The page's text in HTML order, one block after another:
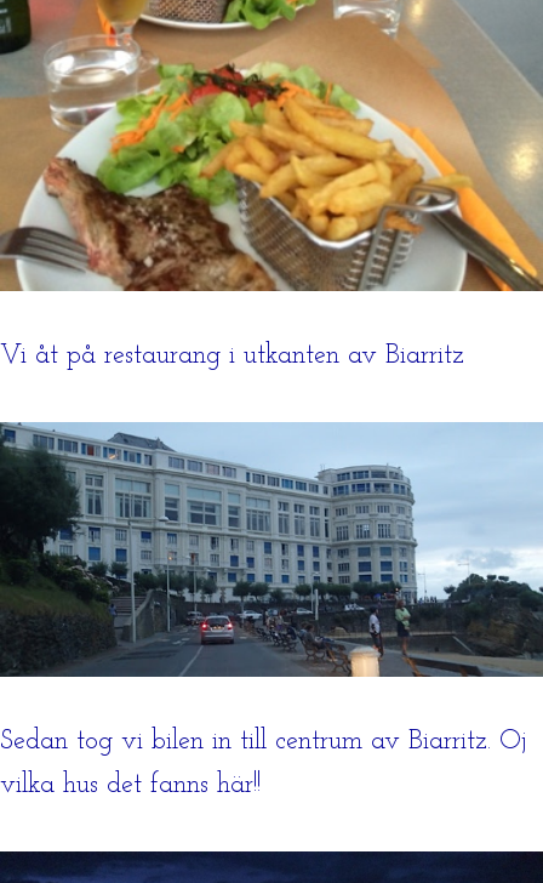
Vi åt på restaurang i utkanten av Biarritz
Sedan tog vi bilen in till centrum av Biarritz. Oj
vilka hus det fanns här!!